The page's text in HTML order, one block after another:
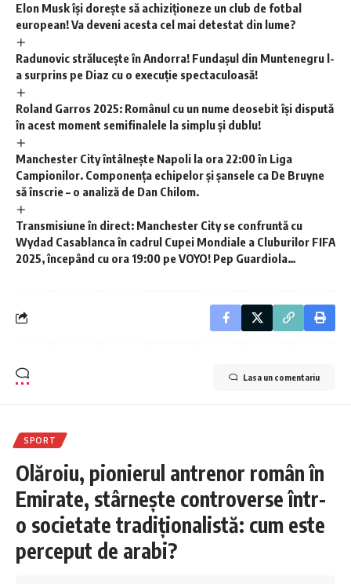
Elon Musk își dorește să achiziționeze un club de fotbal
european! Va deveni acesta cel mai detestat din lume?
Radunovic strălucește în Andorra! Fundașul din Muntenegru l-
a surprins pe Diaz cu o execuție spectaculoasă!
Roland Garros 2025: Românul cu un nume deosebit își dispută
în acest moment semifinalele la simplu și dublu!
Manchester City întâlnește Napoli la ora 22:00 în Liga
Campionilor. Componența echipelor și șansele ca De Bruyne
să înscrie – o analiză de Dan Chilom.
Transmisiune în direct: Manchester City se confruntă cu
Wydad Casablanca în cadrul Cupei Mondiale a Cluburilor FIFA
2025, începând cu ora 19:00 pe VOYO! Pep Guardiola
Lasa un comentariu
SPORT
Olăroiu, pionierul antrenor român în
Emirate, stârnește controverse într-
o societate tradiționalistă: cum este
perceput de arabi?